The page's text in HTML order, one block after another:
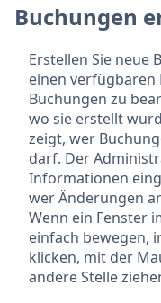
Buchungen
Erstellen Sie neue
einen verfügbaren
Buchungen zu
wo sie erstellt
zeigt, wer
darf. Der
Informationen
wer Änderungen
Wenn ein Fenster
einfach bewegen,
klicken, mit der
andere Stelle